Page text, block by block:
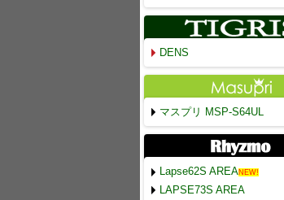
DENS
マスプリ MSP-S64UL
Lapse62S AREANEW!
LAPSE73S AREA